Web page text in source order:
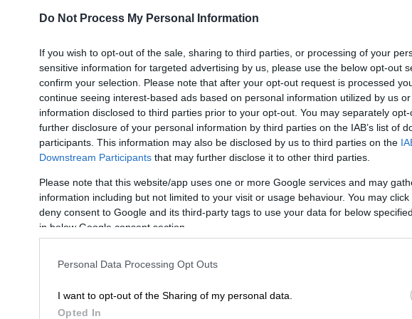
Do Not Process My Personal Information
If you wish to opt-out of the sale, sharing to third parties, or processing of your
sensitive information for targeted advertising by us, please use the below opt-out
confirm your selection. Please note that after your opt-out request is processed
continue seeing interest-based ads based on personal information utilized by us
information disclosed to third parties prior to your opt-out. You may separately
further disclosure of your personal information by third parties on the IAB’s list of
participants. This information may also be disclosed by us to third parties on the
Downstream Participants that may further disclose it to other third parties.
Please note that this website/app uses one or more Google services and may
information including but not limited to your visit or usage behaviour. You may
deny consent to Google and its third-party tags to use your data for below
in below Google consent section.
Personal Data Processing Opt Outs
I want to opt-out of the Sharing of my personal data.
Opted In
συγκλονισμένος και συντετριμμένος
και τώρα αρχίζει να συνειδητοποιεί
τι έχει συμβεί» είπε ο δικηγόρος του
Ελλάδα|20.09.2025 18:28
«Σκότωσα την αδελφή μου»:
Σοκάρουν οι λεπτομέρειες της
αδελφοκτονίας - Το θύμα
νοσηλεύτηκε στο νοσοκομείο με
εγκεφαλικό
ομολόγησε την δολοφονία της
προέβη στην αποτρόπαια πράξη του